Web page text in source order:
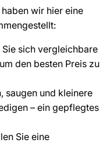
wir hier eine
Sie sich vergleichbare
den besten Preis zu
saugen und kleinere
– ein gepflegtes
Sie eine